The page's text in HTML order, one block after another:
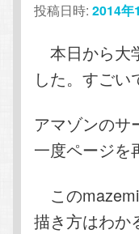
テ
ン
へ
動
ン
ツ
移
投稿日時:2014年
本日から大
した。すご
アマゾンのサ
一度ページを
この
描き方はわか